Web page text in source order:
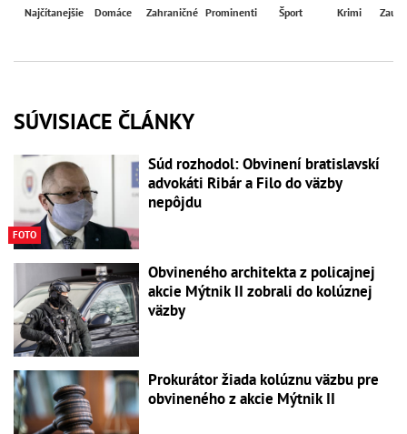
Najčítanejšie Domáce Zahraničné Prominenti Šport Krimi
SÚVISIACE ČLÁNKY
FOTO
Súd rozhodol: Obvinení bratislavskí
advokáti Ribár a Filo do väzby
nepôjdu
Obvineného architekta z policajnej
akcie Mýtnik II zobrali do kolúznej
väzby
Prokurátor žiada kolúznu väzbu pre
obvineného z akcie Mýtnik II